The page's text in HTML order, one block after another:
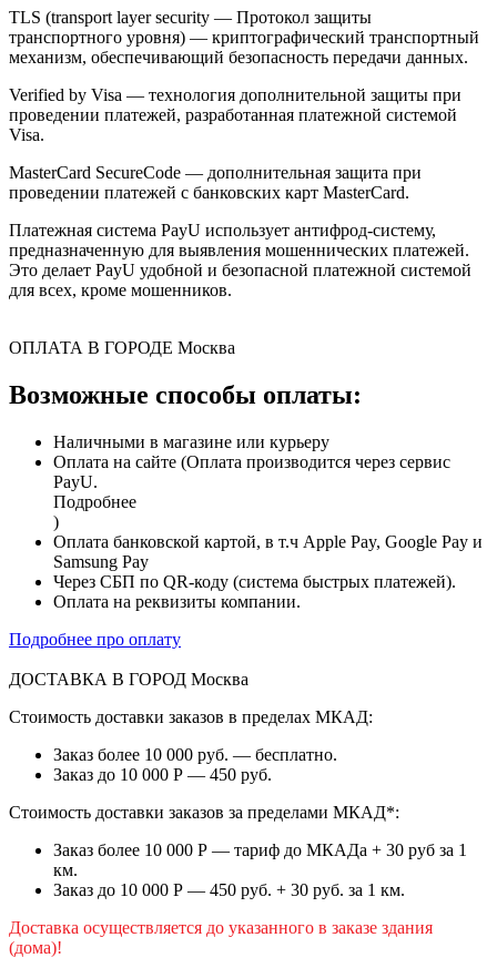
TLS (transport layer security — Протокол защиты
транспортного уровня) — криптографический транспортный
механизм, обеспечивающий безопасность передачи данных.
Verified by Visa — технология дополнительной защиты при
проведении платежей, разработанная платежной системой
Visa.
MasterCard SecureCode — дополнительная защита при
проведении платежей с банковских карт MasterCard.
Платежная система PayU использует антифрод-систему,
предназначенную для выявления мошеннических платежей.
Это делает PayU удобной и безопасной платежной системой
для всех, кроме мошенников.
ОПЛАТА В ГОРОДЕ Москва
Возможные способы оплаты:
Наличными в магазине или курьеру
Оплата на сайте (Оплата производится через сервис
PayU.
Подробнее
)
Оплата банковской картой, в т.ч Apple Pay, Google Pay и
Samsung Pay
Через СБП по QR-коду (система быстрых платежей).
Оплата на реквизиты компании.
Подробнее про оплату
ДОСТАВКА В ГОРОД Москва
Стоимость доставки заказов в пределах МКАД:
Заказ более 10 000 руб. — бесплатно.
Заказ до 10 000 Р — 450 руб.
Стоимость доставки заказов за пределами МКАД*:
Заказ более 10 000 Р — тариф до МКАДа + 30 руб за 1
км.
Заказ до 10 000 Р — 450 руб. + 30 руб. за 1 км.
Доставка осуществляется до указанного в заказе здания
(дома)!